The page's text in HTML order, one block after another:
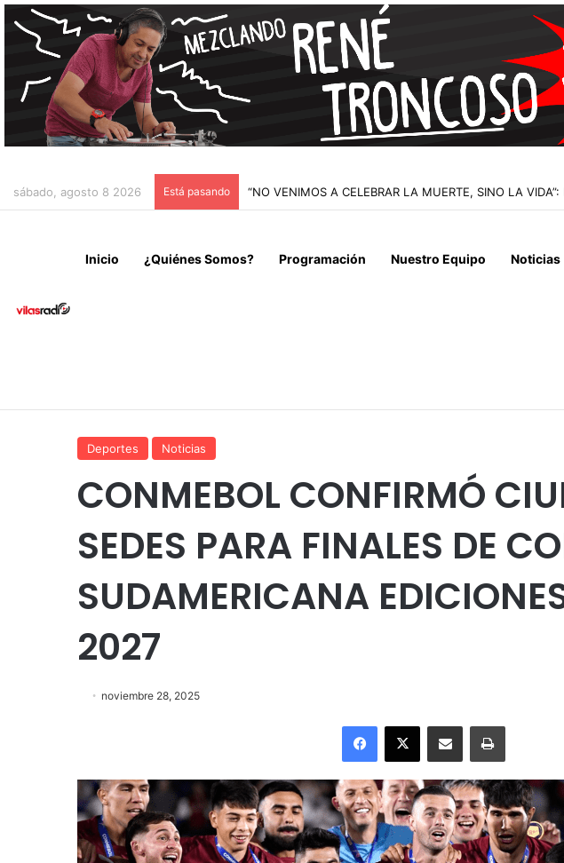
sábado, agosto 8 2026 Está pasando “NO VENIMOS A CELEBRAR LA MUERTE, SINO LA
Inicio ¿Quiénes Somos? Programación Nuestro Equipo Noticias
Deportes Noticias
CONMEBOL CONFIRMÓ
SEDES PARA FINALES DE
SUDAMERICANA
2027
noviembre 28, 2025
Facebook
X Enviar vía email Imprimir